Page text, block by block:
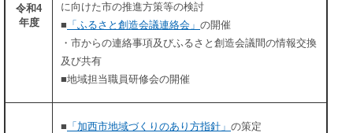
令和4
年度
に向けた市の推進方策等の検討
■ 「ふるさと創造会議連絡会」 の開催
・市からの連絡事項及びふるさと創造会議間の情報交換
及び共有
​■地域担当職員研修会の開催
■ 「加西市地域づくりのあり方指針」 の策定